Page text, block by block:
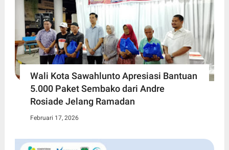
Wali Kota Sawahlunto Apresiasi Bantuan
5.000 Paket Sembako dari Andre
Rosiade Jelang Ramadan
Februari 17, 2026